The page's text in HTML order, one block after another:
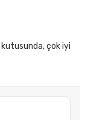
kutusunda, çok iyi